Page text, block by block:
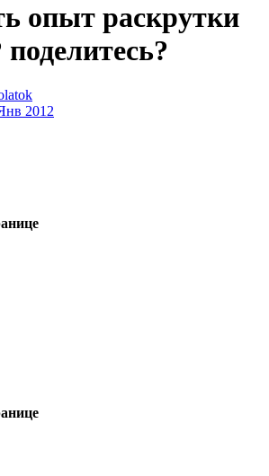
опыт раскрутки
2012